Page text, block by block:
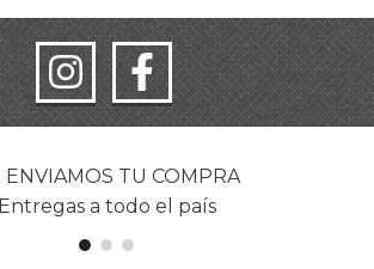
ENVIAMOS TU COMPRA
Entregas a todo el país